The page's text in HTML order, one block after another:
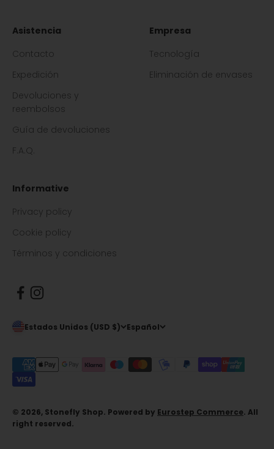
Asistencia
Contacto
Expedición
Devoluciones y
reembolsos
Guía de devoluciones
F.A.Q.
Empresa
Tecnología
Eliminación de envases
Informative
Privacy policy
Cookie policy
Términos y condiciones
Estados Unidos (USD $) Español
© 2026, Stonefly Shop. Powered by Eurostep Commerce. All
right reserved.